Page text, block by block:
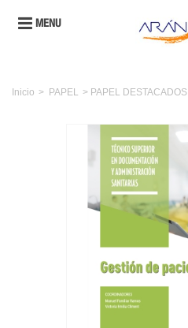
MENU
Inicio > PAPEL > PAPEL DESTACADOS